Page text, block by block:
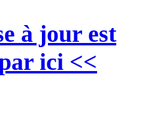
à jour est
ici <<